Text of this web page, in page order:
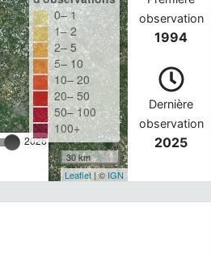
2026
0– 1
1– 2
2– 5
5– 10
10– 20
20– 50
50– 100
100+
30 km
Leaflet| © IGN
observation
1994
Dernière
observation
2025